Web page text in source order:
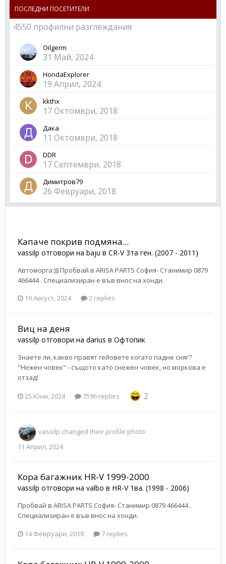
ПОСЛЕДНИ ПОСЕТИТЕЛИ
4550 профилни разглеждания
Oilgerm
31 Май, 2024
HondaExplorer
19 Април, 2024
kkthx
17 Октомври, 2018
Дака
11 Октомври, 2018
DDR
17 Септември, 2018
Димитров79
26 Февруари, 2018
Капаче покрив подмяна...
vassilp отговори на baju в CR-V 3та ген. (2007 - 2011)
Автоморга:))) Пробвай в ARISA PARTS София- Станимир 0879
466444 . Специализиран е във внос на хонди.
19 Август, 2024
2 replies
Виц на деня
vassilp отговори на darius в Офтопик
Знаете ли, какво правят гейовете когато падне сняг?
"Нежен човек" - същото като снежен човек, но моркова е
отзад!
25 Юни, 2024 7596 replies 2
vassilp changed their profile photo
11 Април, 2024
Кора багажник HR-V 1999-2000
vassilp отговори на valbo в HR-V 1ва. (1998 - 2006)
Пробвай в ARISA PARTS София- Станимир 0879 466444 .
Специализиран е във внос на хонди.
14 Февруари, 2018
7 replies